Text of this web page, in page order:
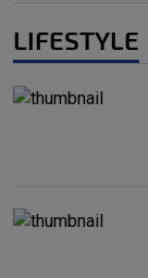
LIFESTYLE